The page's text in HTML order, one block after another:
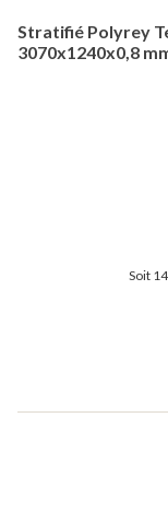
Stratifié Polyrey
3070x1240x0,8
Soit